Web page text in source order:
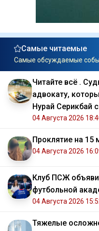
Самые читаемые
Самые обсуждаемые
Читайте всё .
адвокату,
Нурай Серикбай
04 Августа 2026
Проклятие на 15
04 Августа 2026
Клуб ПСЖ
футбольной
04 Августа 2026
Тяжелые